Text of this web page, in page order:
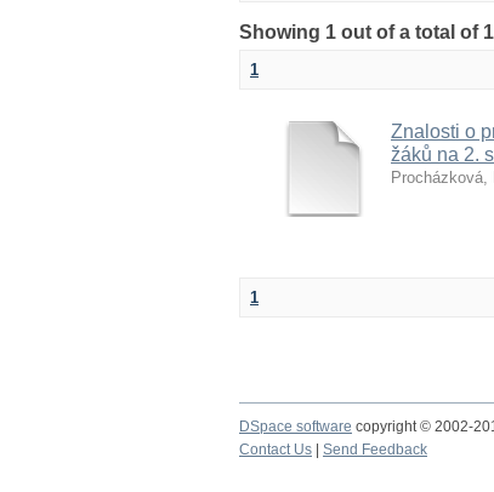
Showing 1 out of a total of
1
Znalosti o
žáků na 2.
Procházková,
1
DSpace software copyright © 2002-
Contact Us
Send Feedback